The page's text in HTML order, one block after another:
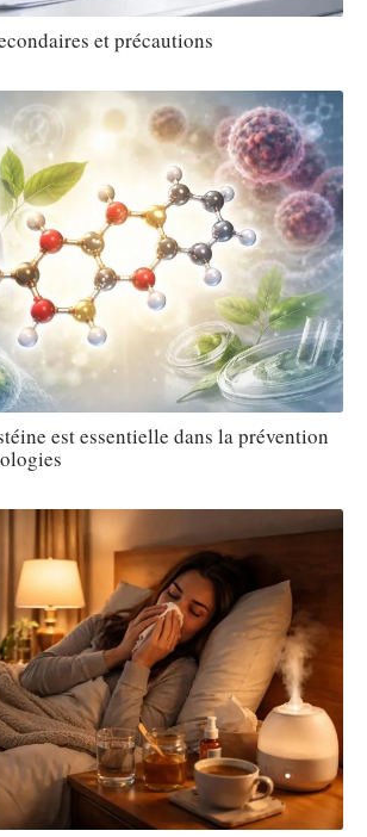
et précautions
est essentielle dans la prévention